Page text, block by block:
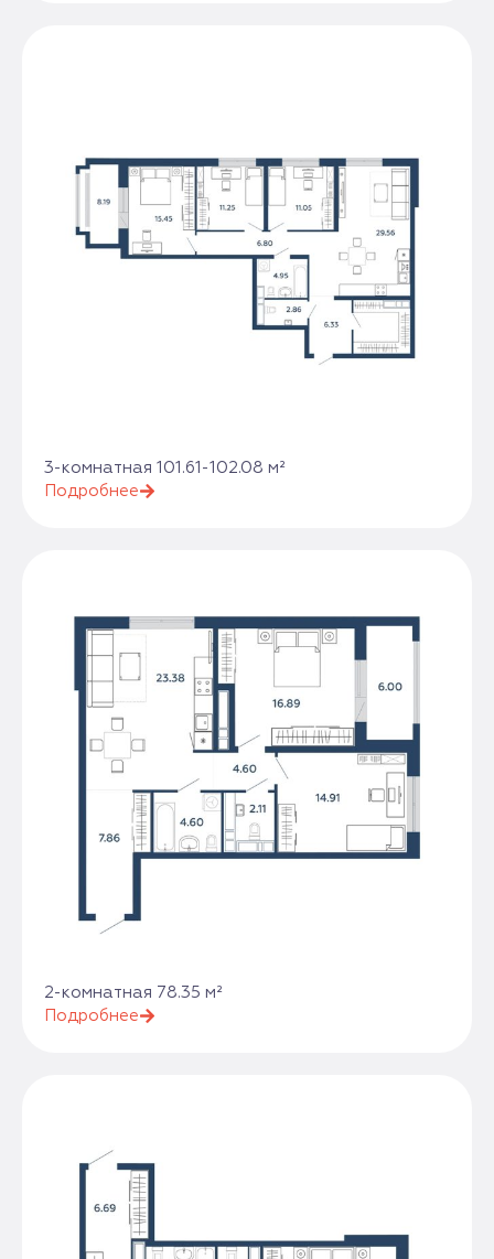
3-комнатная 101.61-102.08 м²
Подробнее
2-комнатная 78.35 м²
Подробнее